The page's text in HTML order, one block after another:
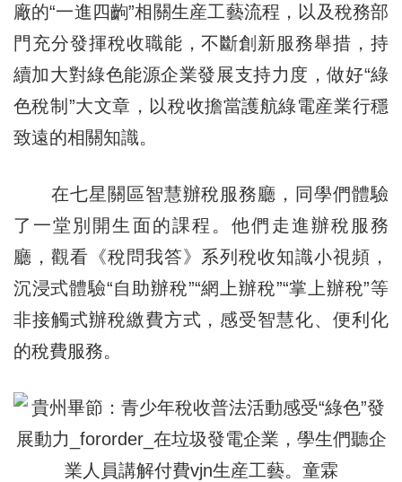
廠的“一進四齣”相關生産工藝流程，以及稅務部
門充分發揮稅收職能，不斷創新服務舉措，持
續加大對綠色能源企業發展支持力度，做好“綠
色稅制”大文章，以稅收擔當護航綠電産業行穩
致遠的相關知識。
在七星關區智慧辦稅服務廳，同學們體驗
了一堂別開生面的課程。他們走進辦稅服務
廳，觀看《稅問我答》系列稅收知識小視頻，
沉浸式體驗“自助辦稅”“網上辦稅”“掌上辦稅”等
非接觸式辦稅繳費方式，感受智慧化、便利化
的稅費服務。